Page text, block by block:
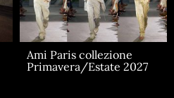
Ami Paris collezione
Primavera/Estate 2027